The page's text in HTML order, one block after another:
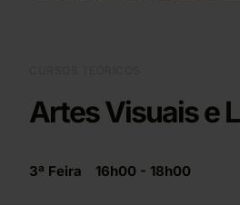
Artes Visuais e
3ª Feira 16h00 - 18h00